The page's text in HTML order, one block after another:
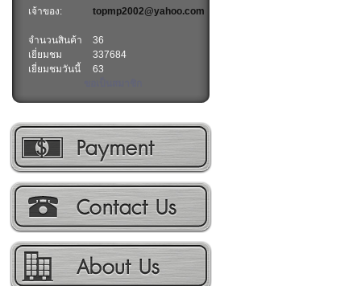
เจ้าของ:
topmp2002@yahoo.com
จำนวนสินค้า
36
เยี่ยมชม
337684
เยี่ยมชมวันนี้
63